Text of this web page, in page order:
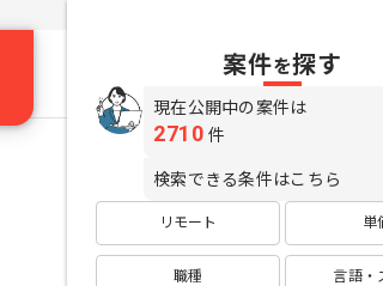
案件を探す
現在公開中の案件は
2710 件
検索できる条件はこちら
リモート 単
職種 言語・